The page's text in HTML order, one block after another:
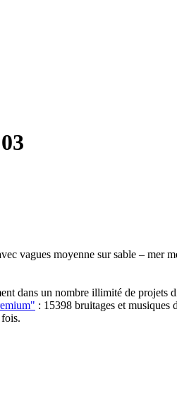
vagues moyenne sur sable – mer
dans un nombre illimité de projets
: 15398 bruitages et